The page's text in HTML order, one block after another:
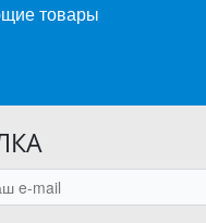
товары